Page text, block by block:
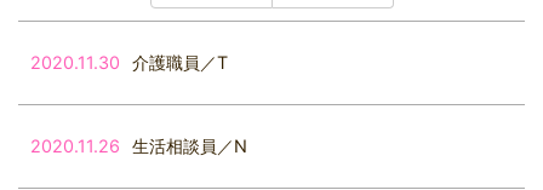
2020.11.30 介護職員／T
2020.11.26 生活相談員／N